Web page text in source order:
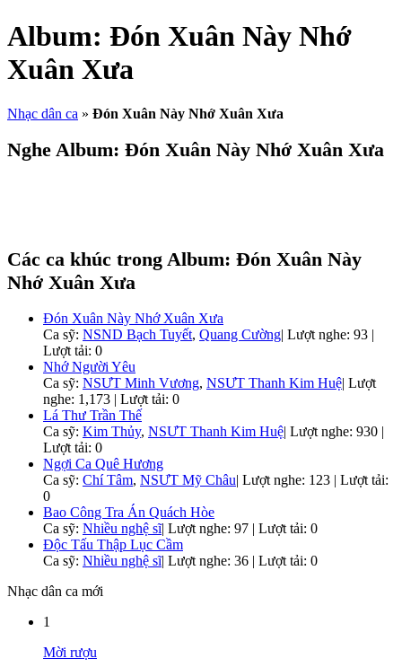
Album: Đón Xuân Này Nhớ
Xuân Xưa
Nhạc dân ca » Đón Xuân Này Nhớ Xuân Xưa
Nghe Album: Đón Xuân Này Nhớ Xuân Xưa
Các ca khúc trong Album: Đón Xuân Này
Nhớ Xuân Xưa
Đón Xuân Này Nhớ Xuân Xưa
Ca sỹ: NSND Bạch Tuyết, Quang Cường| Lượt nghe: 93 |
Lượt tải: 0
Nhớ Người Yêu
Ca sỹ: NSƯT Minh Vương, NSƯT Thanh Kim Huệ| Lượt
nghe: 1,173 | Lượt tải: 0
Lá Thư Trần Thế
Ca sỹ: Kim Thủy, NSƯT Thanh Kim Huệ| Lượt nghe: 930 |
Lượt tải: 0
Ngợi Ca Quê Hương
Ca sỹ: Chí Tâm, NSƯT Mỹ Châu| Lượt nghe: 123 | Lượt tải:
0
Bao Công Tra Án Quách Hòe
Ca sỹ: Nhiều nghệ sĩ| Lượt nghe: 97 | Lượt tải: 0
Độc Tấu Thập Lục Cầm
Ca sỹ: Nhiều nghệ sĩ| Lượt nghe: 36 | Lượt tải: 0
Nhạc dân ca mới
1
Mời rượu